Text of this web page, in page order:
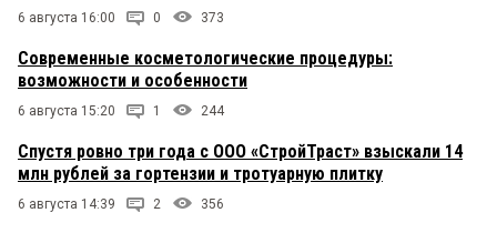
6 августа 16:00 0 373
Современные косметологические процедуры:
возможности и особенности
6 августа 15:20 1 244
Спустя ровно три года с ООО «СтройТраст» взыскали 14
млн рублей за гортензии и тротуарную плитку
6 августа 14:39 2 356